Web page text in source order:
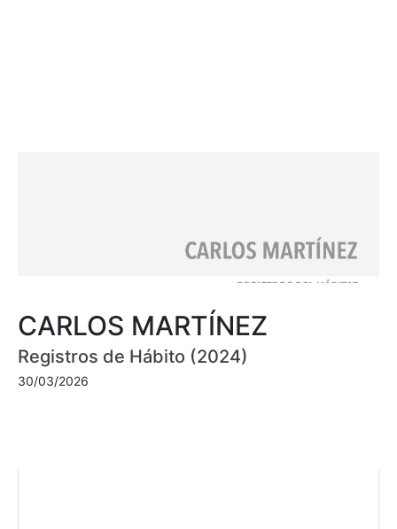
CARLOS MARTÍNEZ
Registros de Hábito (2024)
30/03/2026